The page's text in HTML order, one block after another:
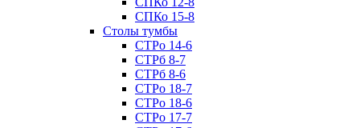
СПКо 15-8
Cтолы тумбы
СТРо 14-6
СТРб 8-7
СТРб 8-6
СТРо 18-7
СТРо 18-6
СТРо 17-7